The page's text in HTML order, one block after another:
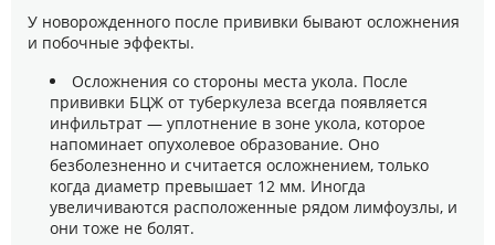
У новорожденного после прививки бывают осложнения
и побочные эффекты.
Осложнения со стороны места укола. После
прививки БЦЖ от туберкулеза всегда появляется
инфильтрат — уплотнение в зоне укола, которое
напоминает опухолевое образование. Оно
безболезненно и считается осложнением, только
когда диаметр превышает 12 мм. Иногда
увеличиваются расположенные рядом лимфоузлы, и
они тоже не болят.